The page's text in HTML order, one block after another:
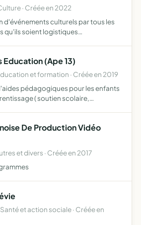
· Créée en 2022
d'événements culturels par tous les
qu'ils soient logistiques
Education (Ape 13)
et formation · Créée en 2019
pédagogiques pour les enfants
( soutien scolaire,
De Production Vidéo
et divers · Créée en 2017
et action sociale · Créée en